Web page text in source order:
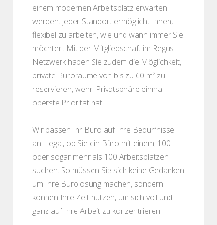
einem modernen Arbeitsplatz erwarten
werden. Jeder Standort ermöglicht Ihnen,
flexibel zu arbeiten, wie und wann immer Sie
möchten. Mit der Mitgliedschaft im Regus
Netzwerk haben Sie zudem die Möglichkeit,
private Büroräume von bis zu 60 m² zu
reservieren, wenn Privatsphäre einmal
oberste Priorität hat.
Wir passen Ihr Büro auf Ihre Bedürfnisse
an – egal, ob Sie ein Büro mit einem, 100
oder sogar mehr als 100 Arbeitsplätzen
suchen. So müssen Sie sich keine Gedanken
um Ihre Bürolösung machen, sondern
können Ihre Zeit nutzen, um sich voll und
ganz auf Ihre Arbeit zu konzentrieren.